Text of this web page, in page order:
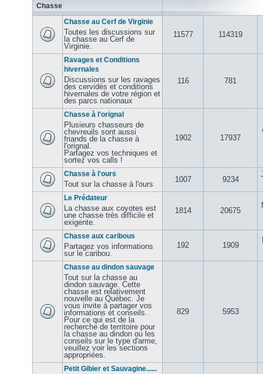
Chasse
Chasse au Cerf de Virginie
Toutes les discussions sur
la chasse au Cerf de
Virginie.
11577 114319
Ravages et Conditions
hivernales
Discussions sur les ravages
des cervidés et conditions
hivernales de votre région et
des parcs nationaux
116 781
Chasse à l'orignal
Plusieurs chasseurs de
chevreuils sont aussi
friands de la chasse à
l'orignal.
Partagez vos techniques et
sortez vos calls !
1902 17937
Chasse à l'ours
Tout sur la chasse à l'ours
1007 9234
Le Prédateur
La chasse aux coyotes est
une chasse très difficile et
exigente.
1814 20675
Chasse aux caribous
Partagez vos informations
sur le caribou.
192 1909
Chasse au dindon sauvage
Tout sur la chasse au
dindon sauvage. Cette
chasse est relativement
nouvelle au Québec. Je
vous invite à partager vos
informations et conseils.
Pour ce qui est de la
recherche de territoire pour
la chasse au dindon ou les
conseils sur le type d'arme,
veuillez voir les sections
appropriées.
829 5953
Petit Gibier et Sauvagine......